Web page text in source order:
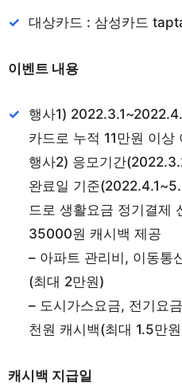
대상카드 : 삼성카드
이벤트 내용
행사1)
카드로 누적 11만원 이상
행사2) 응모기간
완료일 기준
드로 생활요금 정기결제
35000원 캐시백 제공
– 아파트 관리비, 이동통
(최대 2만원)
– 도시가스요금, 전기요
천원 캐시백(최대 1.5만
캐시백 지급일